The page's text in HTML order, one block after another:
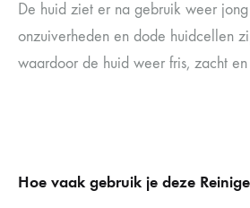
De huid ziet er na gebruik weer
onzuiverheden en dode huidcellen
waardoor de huid weer fris, zacht
Hoe vaak gebruik je deze